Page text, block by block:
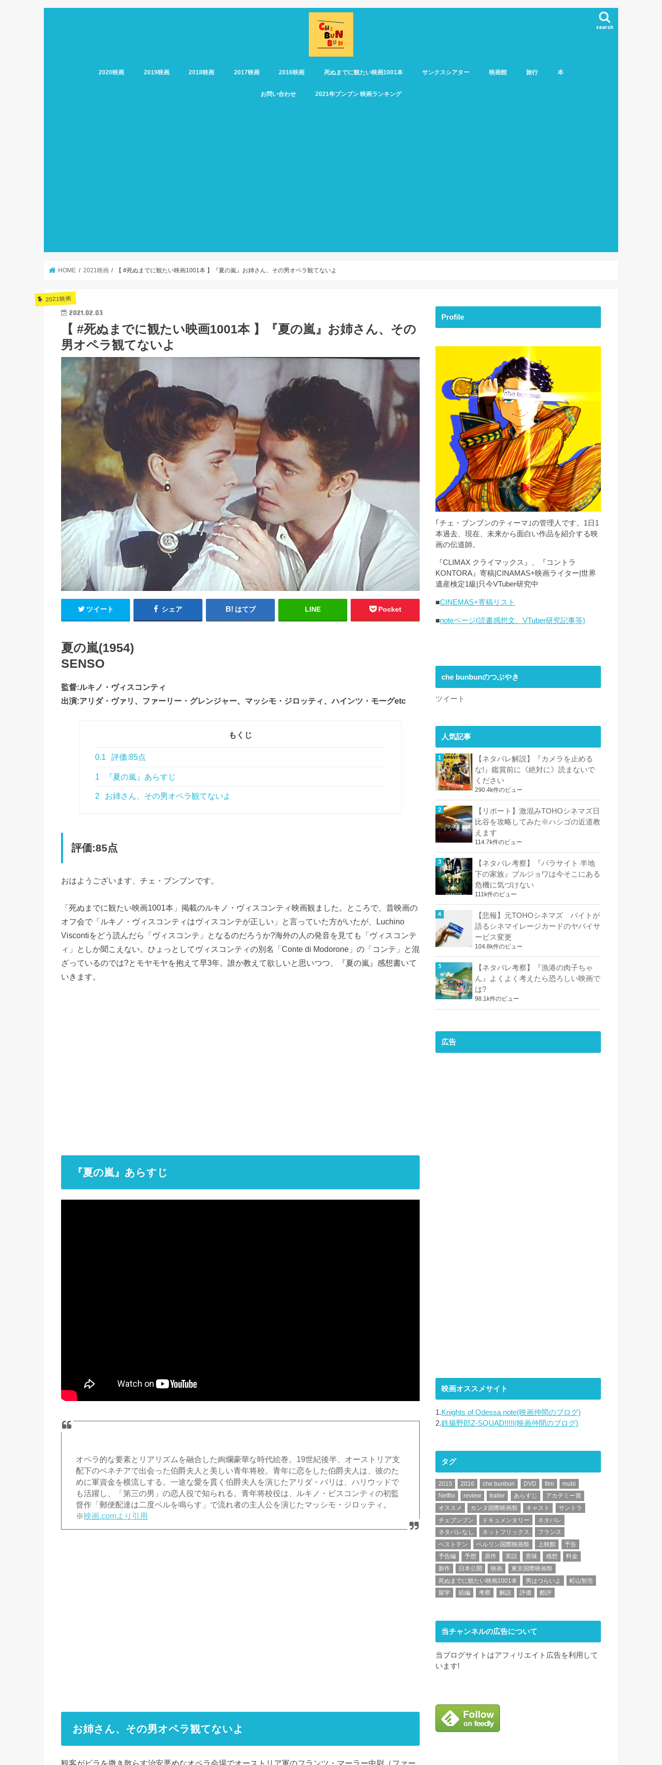
search
2020映画 2019映画 2018映画 2017映画 2016映画 死ぬまでに観たい映画1001本 サンクスシアター 映画館 旅行 本
お問い合わせ 2021年ブンブン 映画ランキング
HOME 2021映画 【 #死ぬまでに観たい映画1001本 】『夏の嵐』お姉さん、その男オペラ観てないよ
2021映画
2021.02.03
【 #死ぬまでに観たい映画1001本 】『夏の嵐』お姉さん、その
男オペラ観てないよ
ツイート シェア はてブ LINE Pocket
夏の嵐(1954)
SENSO
監督:ルキノ・ヴィスコンティ
出演:アリダ・ヴァリ、ファーリー・グレンジャー、マッシモ・ジロッティ、ハインツ・モーグetc
もくじ
0.1 評価:85点
1 『夏の嵐』あらすじ
2 お姉さん、その男オペラ観てないよ
評価:85点
おはようございます、チェ・ブンブンです。
「死ぬまでに観たい映画1001本」掲載のルキノ・ヴィスコンティ映画観ました。ところで、昔映画の
オフ会で「ルキノ・ヴィスコンティはヴィスコンテが正しい」と言っていた方がいたが、Luchino
Viscontiをどう読んだら「ヴィスコンテ」となるのだろうか?海外の人の発音を見ても「ヴィスコンテ
ィ」としか聞こえない。ひょっとしてヴィスコンティの別名「Conte di Modorone」の「コンテ」と混
ざっているのでは?とモヤモヤを抱えて早3年。誰か教えて欲しいと思いつつ、『夏の嵐』感想書いて
いきます。
『夏の嵐』あらすじ
オペラ的な要素とリアリズムを融合した絢爛豪華な時代絵巻。19世紀後半、オーストリア支
配下のベネチアで出会った伯爵夫人と美しい青年将校。青年に恋をした伯爵夫人は、彼のた
めに軍資金を横流しする。一途な愛を貫く伯爵夫人を演じたアリダ・バリは、ハリウッドで
も活躍し、「第三の男」の恋人役で知られる。青年将校役は、ルキノ・ビスコンティの初監
督作「郵便配達は二度ベルを鳴らす」で流れ者の主人公を演じたマッシモ・ジロッティ。
※映画.comより引用
お姉さん、その男オペラ観てないよ
観客がビラを撒き散らす治安悪めなオペラ会場でオーストリア軍のフランツ・マーラー中尉（ファー
Profile
｢チェ・ブンブンのティーマ｣の管理人です。1日1
本過去、現在、未来から面白い作品を紹介する映
画の伝道師。
『CLIMAX クライマックス』、『コントラ
KONTORA』寄稿|CINAMAS+映画ライター|世界
遺産検定1級|只今VTuber研究中
■CINEMAS+寄稿リスト
■noteページ(読書感想文、VTuber研究記事等)
che bunbunのつぶやき
ツイート
人気記事
【ネタバレ解説】『カメラを止める
な!』鑑賞前に《絶対に》読まないで
ください
290.4k件のビュー
【リポート】激混みTOHOシネマズ日
比谷を攻略してみた※ハシゴの近道教
えます
114.7k件のビュー
【ネタバレ考察】『パラサイト 半地
下の家族』ブルジョワは今そこにある
危機に気づけない
111k件のビュー
【悲報】元TOHOシネマズ バイトが
語るシネマイレージカードのヤバイサ
ービス変更
104.8k件のビュー
【ネタバレ考察】『漁港の肉子ちゃ
ん』よくよく考えたら恐ろしい映画で
は?
98.1k件のビュー
広告
映画オススメサイト
1.Knights of Odessa note(映画仲間のブログ)
2.鉄腸野郎Z-SQUAD!!!!!(映画仲間のブログ)
タグ
2015 2016 che bunbun DVD film
mubi
Netflix
review trailer あらすじ
アカデミー賞
オススメ
カンヌ国際映画祭 キャスト
サントラ
チェブンブン
ドキュメンタリー
ネタバレ
ネタバレなし
ネットフリックス
フランス
ベストテン
ベルリン国際映画祭 上映館
予告
予告編
予想 原作 実話 意味 感想
料金
新作
日本公開 映画
東京国際映画祭
死ぬまでに観たい映画1001本
男はつらいよ
町山智浩
留学
続編 考察 解説 評価 酷評
当チャンネルの広告について
当ブログサイトはアフィリエイト広告を利用して
います!